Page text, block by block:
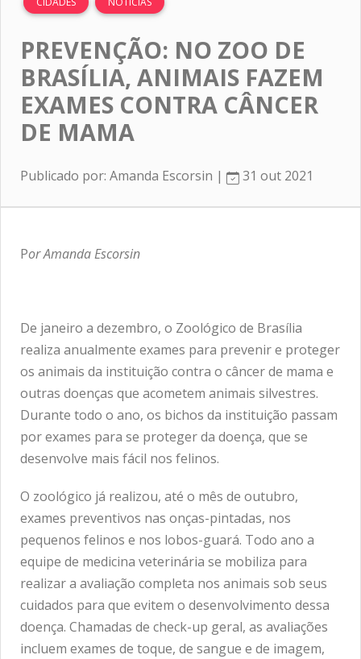
PREVENÇÃO: NO ZOO DE
BRASÍLIA, ANIMAIS FAZEM
EXAMES CONTRA CÂNCER
DE MAMA
Publicado por: Amanda Escorsin | 31 out 2021
Por Amanda Escorsin
De janeiro a dezembro, o Zoológico de Brasília
realiza anualmente exames para prevenir e proteger
os animais da instituição contra o câncer de mama e
outras doenças que acometem animais silvestres.
Durante todo o ano, os bichos da instituição passam
por exames para se proteger da doença, que se
desenvolve mais fácil nos felinos.
O zoológico já realizou, até o mês de outubro,
exames preventivos nas onças-pintadas, nos
pequenos felinos e nos lobos-guará. Todo ano a
equipe de medicina veterinária se mobiliza para
realizar a avaliação completa nos animais sob seus
cuidados para que evitem o desenvolvimento dessa
doença. Chamadas de check-up geral, as avaliações
incluem exames de toque, de sangue e de imagem,